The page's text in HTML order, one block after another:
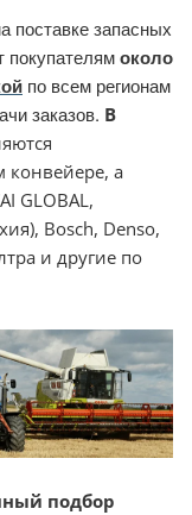
поставке запасных
покупателямоколо
по всем регионам
заказов. В
конвейере, а
GLOBAL,
Bosch, Denso,
и другие по
подбор